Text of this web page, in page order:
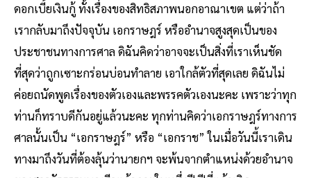
ดอกเบี้ยเงินกู้ ทั้งเรื่องของสิทธิสภาพนอกอาณาเขต แต่ว่าถ้า
เรากลับมาถึงปัจจุบัน เอกราษฎร์ หรืออํานาจสูงสุดเป็นของ
ประชาชนทางการศาล ดิฉันคิดว่าอาจจะเป็นสิ่งที่เราเห็นชัด
ที่สุดว่าถูกเซาะกร่อนบ่อนทําลาย เอาใกล้ตัวที่สุดเลย ดิฉันไม่
ค่อยถนัดพูดเรื่องของตัวเองและพรรคตัวเองนะคะ เพราะว่าทุก
ท่านก็ทราบดีกันอยู่แล้วนะคะ ทุกท่านคิดว่าเอกราษฎร์ทางการ
ศาลนั้นเป็น “เอกราษฎร์” หรือ “เอกราช” ในเมื่อวันนี้เราเดิน
ทางมาถึงวันที่ต้องลุ้นว่านายกฯ จะพ้นจากตำแหน่งด้วยอำนาจ